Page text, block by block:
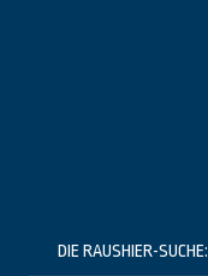
DIE RAUSHIER-SUCHE: